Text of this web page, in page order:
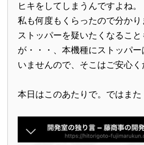
ヒキをしてしまうんですよね。
私も何度もくらったので分かり
ストッパーを疑いたくなるこ
が・・・、本機種にストッパー
いませんので、そこはご安心く
本日はこのあたりで。ではまた